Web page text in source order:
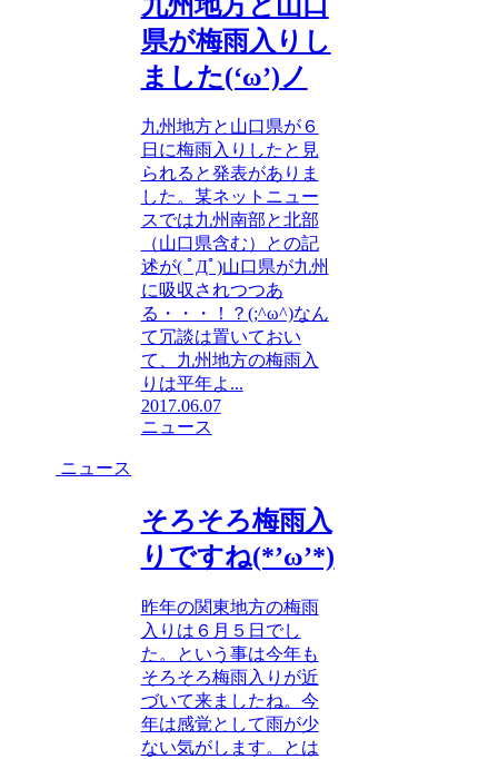
県が梅雨入りし
ました(‘ω’)ノ
九州地方と山口県が６
日に梅雨入りしたと見
られると発表がありま
した。某ネットニュー
スでは九州南部と北部
（山口県含む）との記
述が( ﾟДﾟ)山口県が九州
に吸収されつつあ
る・・・！？(;^ω^)なん
て冗談は置いておい
て、九州地方の梅雨入
りは平年よ...
2017.06.07
ニュース
ニュース
そろそろ梅雨入
りですね(*’ω’*)
昨年の関東地方の梅雨
入りは６月５日でし
た。という事は今年も
そろそろ梅雨入りが近
づいて来ましたね。今
年は感覚として雨が少
ない気がします。とは